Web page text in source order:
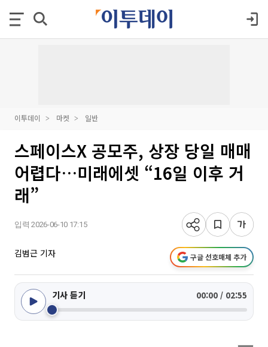
이투데이 마켓 일반
스페이스X 공모주, 상장 당일 매매
어렵다…미래에셋 “16일 이후 거
래”
입력 2026-06-10 17:15
김범근 기자 구글 선호매체 추가
기사 듣기 00:00 / 02:55